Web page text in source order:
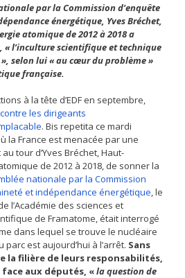
par la Commission d’enquête
énergétique, Yves Bréchet,
atomique de 2012 à 2018 a
« l’inculture scientifique et technique
selon lui « au cœur du problème »
française.
à la tête d’EDF en septembre,
les dirigeants
. Bis repetita ce mardi
la France est menacée par une
tour d’Yves Bréchet, Haut-
de 2012 à 2018, de sonner la
nationale par la Commission
et indépendance énergétique, le
l’Académie des sciences et
de Framatome, était interrogé
dans lequel se trouve le nucléaire
est aujourd’hui à l’arrêt. Sans
la filière de leurs responsabilités,
aux députés, «la question de